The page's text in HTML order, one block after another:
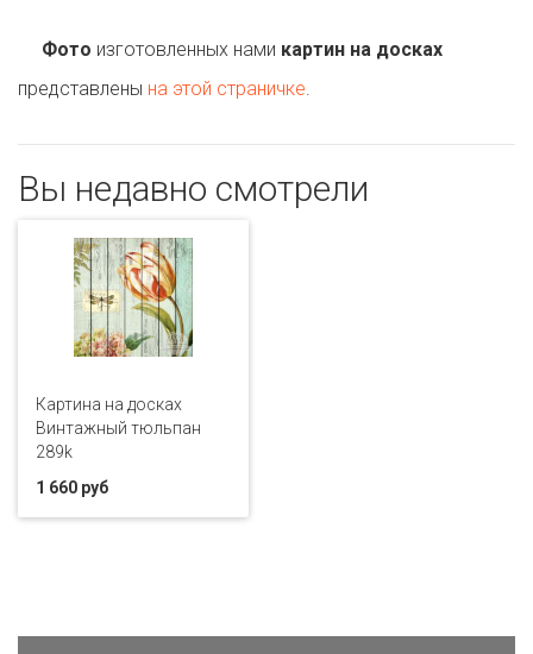
Фото изготовленных нами картин на досках
представлены на этой страничке.
Вы недавно смотрели
Картина на досках
Винтажный тюльпан
289k
1 660 руб